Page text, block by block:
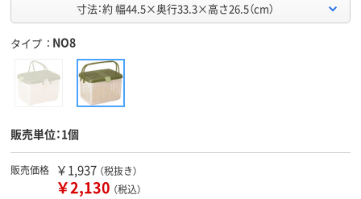
寸法：約 幅44.5×奥行33.3×高さ26.5（cm）
タイプ NO8
販売単位：1個
販売価格 ￥1,937 （税抜き）
￥2,130 （税込）